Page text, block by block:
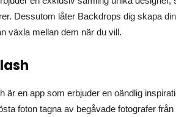
Dessutom låter Backdrops dig skapa
växla mellan dem när du vill.
är en app som erbjuder en oändlig
foton tagna av begåvade fotografer